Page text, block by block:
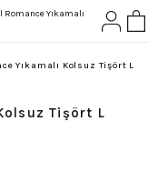
Yıkamalı Kolsuz Tişört L
Tişört L